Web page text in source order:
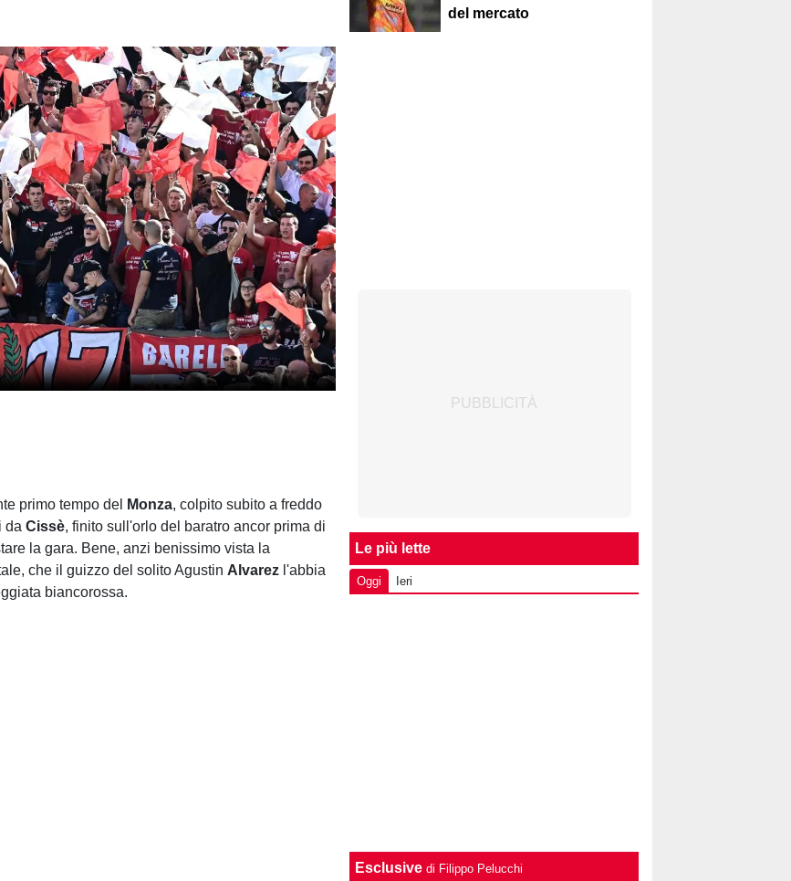
primo tempo del Monza, colpito subito a freddo
daCissè, finito sull'orlo del baratro ancor prima di
la gara. Bene, anzi benissimo vista la
che il guizzo del solito Agustin Alvarez l'abbia
biancorossa.
del mercato
Le più lette
Oggi Ieri
Esclusive di Filippo Pelucchi